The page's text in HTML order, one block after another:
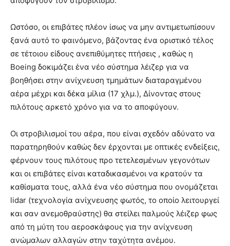
Ωστόσο, οι επιβάτες πλέον ίσως να μην αντιμετωπίσουν
ξανά αυτό το φαινόμενο, βάζοντας ένα οριστικό τέλος
σε τέτοιου είδους ανεπιθύμητες πτήσεις , καθώς η
Boeing δοκιμάζει ένα νέο σύστημα λέιζερ για να
βοηθήσει στην ανίχνευση τμημάτων διαταραγμένου
αέρα μέχρι και δέκα μίλια (17 χλμ.), Δίνοντας στους
πιλότους αρκετό χρόνο για να το αποφύγουν.
Οι στροβιλισμοί του αέρα, που είναι σχεδόν αδύνατο να
παρατηρηθούν καθώς δεν έρχονται με οπτικές ενδείξεις,
φέρνουν τους πιλότους προ τετελεσμένων γεγονότων
και οι επιβάτες είναι καταδικασμένοι να κρατούν τα
καθίσματα τους, αλλά ένα νέο σύστημα που ονομάζεται
lidar (τεχνολογία ανίχνευσης φωτός, το οποίο λειτουργεί
και σαν ανεμοθραύστης) θα στείλει παλμούς λέιζερ φως
από τη μύτη του αεροσκάφους για την ανίχνευση
ανώμαλων αλλαγών στην ταχύτητα ανέμου.